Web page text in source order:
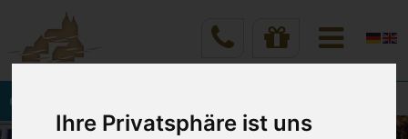
Ihre Privatsphäre ist uns
Onlinebuchung